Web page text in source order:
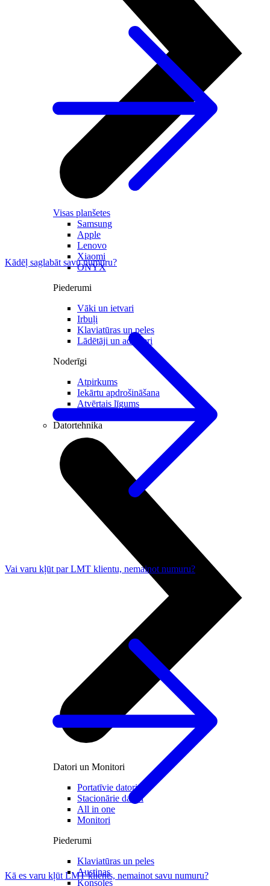
Visas planšetes
Samsung
Apple
Lenovo
Xiaomi
ONYX
Piederumi
Vāki un ietvari
Irbuļi
Klaviatūras un peles
Lādētāji un adapteri
Noderīgi
Atpirkums
Iekārtu apdrošināšana
Atvērtais līgums
Datortehnika
Datori un Monitori
Portatīvie datori
Stacionārie datori
All in one
Monitori
Piederumi
Klaviatūras un peles
Austiņas
Konsoles
Kādēļ saglabāt savu numuru?
Vai varu kļūt par LMT klientu, nemainot numuru?
Kā es varu kļūt LMT klients, nemainot savu numuru?